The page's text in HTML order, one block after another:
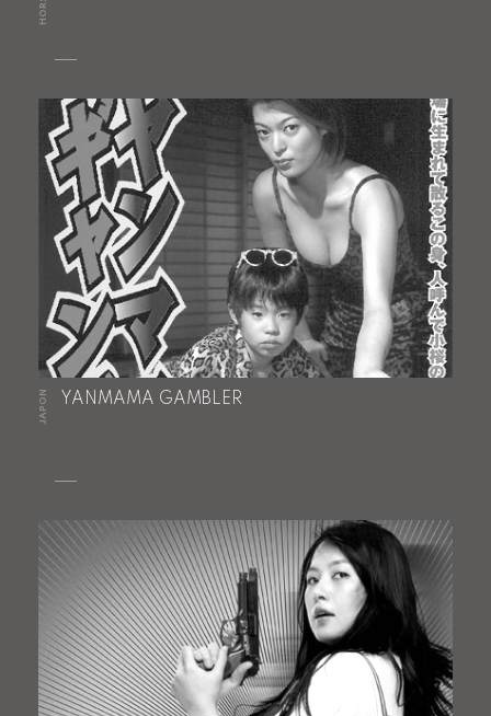
JAPON YANMAMA GAMBLER